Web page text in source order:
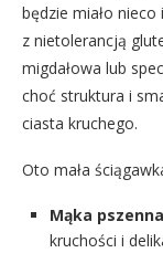
będzie miało
z nietolerancją
migdałowa lub
choć struktura i
ciasta kruchego.
Oto mała
Mąka
kruchości i